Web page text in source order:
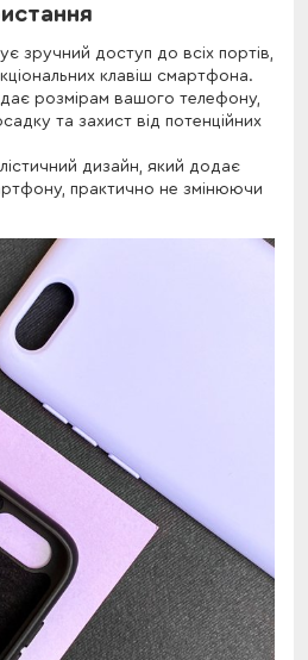
зручний доступ до всіх портів,
клавіш смартфона.
розмірам вашого телефону,
та захист від потенційних
дизайн, який додає
практично не змінюючи